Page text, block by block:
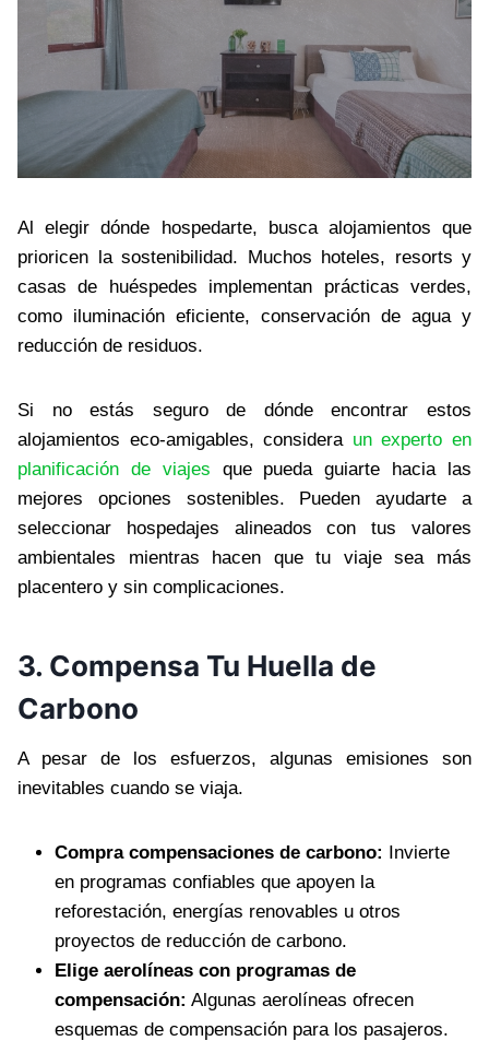
Al elegir dónde hospedarte, busca alojamientos que
prioricen la sostenibilidad. Muchos hoteles, resorts y
casas de huéspedes implementan prácticas verdes,
como iluminación eficiente, conservación de agua y
reducción de residuos.
Si no estás seguro de dónde encontrar estos
alojamientos eco-amigables, considera un experto en
planificación de viajes que pueda guiarte hacia las
mejores opciones sostenibles. Pueden ayudarte a
seleccionar hospedajes alineados con tus valores
ambientales mientras hacen que tu viaje sea más
placentero y sin complicaciones.
3. Compensa Tu Huella de
Carbono
A pesar de los esfuerzos, algunas emisiones son
inevitables cuando se viaja.
Compra compensaciones de carbono: Invierte
en programas confiables que apoyen la
reforestación, energías renovables u otros
proyectos de reducción de carbono.
Elige aerolíneas con programas de
compensación: Algunas aerolíneas ofrecen
esquemas de compensación para los pasajeros.